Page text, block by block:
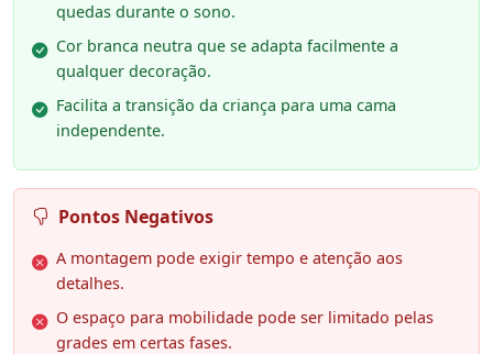
quedas durante o sono.
Cor branca neutra que se adapta facilmente a
qualquer decoração.
Facilita a transição da criança para uma cama
independente.
Pontos Negativos
A montagem pode exigir tempo e atenção aos
detalhes.
O espaço para mobilidade pode ser limitado pelas
grades em certas fases.